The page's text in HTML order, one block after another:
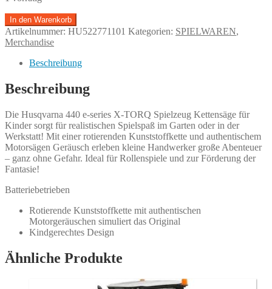
Husqvarna
Spielzeug-
Kettensäge
In den Warenkorb
Artikelnummer: HU522771101 Kategorien: SPIELWAREN,
Merchandise
Beschreibung
Beschreibung
Die Husqvarna 440 e-series X-TORQ Spielzeug Kettensäge für
Kinder sorgt für realistischen Spielspaß im Garten oder in der
Werkstatt! Mit einer rotierenden Kunststoffkette und authentischem
Motorsägen Geräusch erleben kleine Handwerker große Abenteuer
– ganz ohne Gefahr. Ideal für Rollenspiele und zur Förderung der
Fantasie!
Batteriebetrieben
Rotierende Kunststoffkette mit authentischen
Motorgeräuschen simuliert das Original
Kindgerechtes Design
Ähnliche Produkte